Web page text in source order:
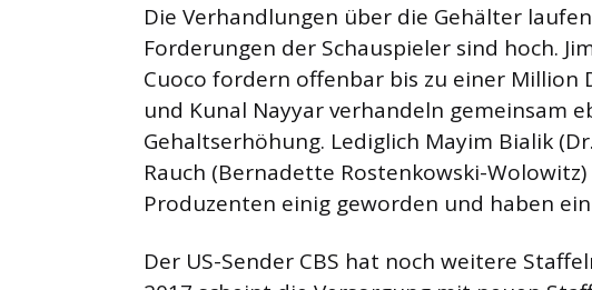
Die Verhandlungen über die Gehälter
Forderungen der Schauspieler sind hoch.
Cuoco fordern offenbar bis zu einer Million
und Kunal Nayyar verhandeln gemeinsam
Gehaltserhöhung. Lediglich Mayim Bialik
Rauch (Bernadette Rostenkowski-
Produzenten einig geworden und haben
Der US-Sender CBS hat noch weitere